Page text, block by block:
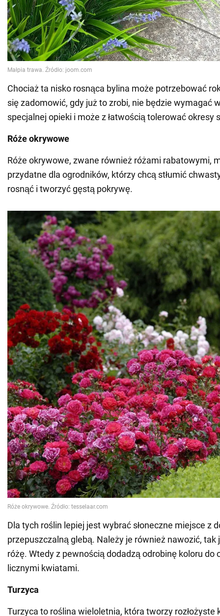
Chociaż ta nisko rosnąca bylina może potrzebować
się zadomowić, gdy już to zrobi, nie będzie wymagać
specjalnej opieki i może z łatwością tolerować okresy
Róże okrywowe
Róże okrywowe, zwane również różami rabatowymi,
przydatne dla ogrodników, którzy chcą stłumić
rosnąć i tworzyć gęstą pokrywę.
Dla tych roślin lepiej jest wybrać słoneczne miejsce z
przepuszczalną glebą. Należy je również nawozić, tak
różę. Wtedy z pewnością dodadzą odrobinę koloru do
licznymi kwiatami.
Turzyca
Turzyca to roślina wieloletnia, która tworzy rozłożyste